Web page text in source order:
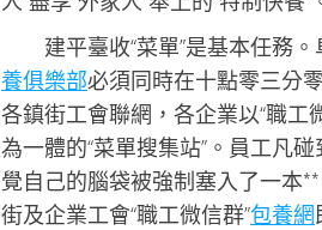
建平臺收“菜單”是基本任務。
養俱樂部必須同時在十點零三分
各鎮街工會聯網，各企業以“職工
為一體的“菜單搜集站”。員工凡碰
覺自己的腦袋被強制塞入了一本
街及企業工會“職工微信群”包養網